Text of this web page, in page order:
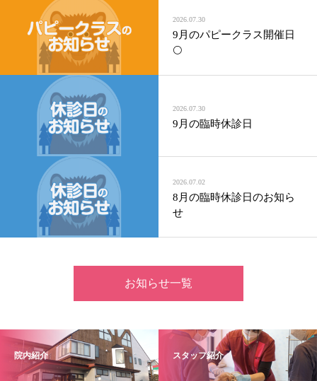
2026.07.30
9月のパピークラス開催日
🌕
2026.07.30
9月の臨時休診日
2026.07.02
8月の臨時休診日のお知ら
せ
お知らせ一覧
院内紹介 スタッフ紹介